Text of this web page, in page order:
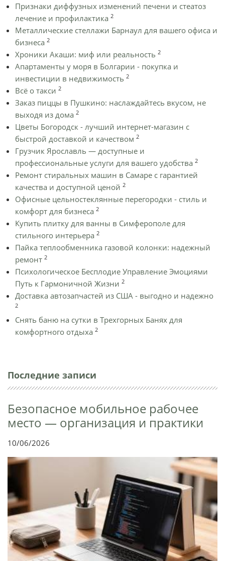
Признаки диффузных изменений печени и стеатоз
лечение и профилактика 2
Металлические стеллажи Барнаул для вашего офиса и
бизнеса 2
Хроники Акаши: миф или реальность 2
Апартаменты у моря в Болгарии - покупка и
инвестиции в недвижимость 2
Всё о такси 2
Заказ пиццы в Пушкино: наслаждайтесь вкусом, не
выходя из дома 2
Цветы Богородск - лучший интернет-магазин с
быстрой доставкой и качеством 2
Грузчик Ярославль — доступные и
профессиональные услуги для вашего удобства 2
Ремонт стиральных машин в Самаре с гарантией
качества и доступной ценой 2
Офисные цельностеклянные перегородки - стиль и
комфорт для бизнеса 2
Купить плитку для ванны в Симферополе для
стильного интерьера 2
Пайка теплообменника газовой колонки: надежный
ремонт 2
Психологическое Бесплодие Управление Эмоциями
Путь к Гармоничной Жизни 2
Доставка автозапчастей из США - выгодно и надежно
2
Снять баню на сутки в Трехгорных Банях для
комфортного отдыха 2
Последние записи
Безопасное мобильное рабочее
место — организация и практики
10/06/2026